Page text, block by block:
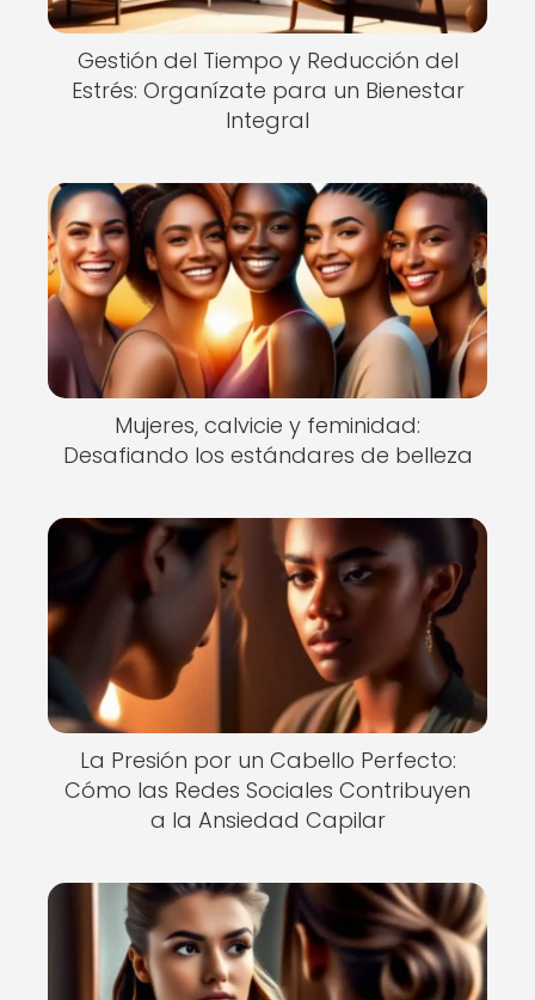
Gestión del Tiempo y Reducción del
Estrés: Organízate para un Bienestar
Integral
Mujeres, calvicie y feminidad:
Desafiando los estándares de belleza
La Presión por un Cabello Perfecto:
Cómo las Redes Sociales Contribuyen
a la Ansiedad Capilar